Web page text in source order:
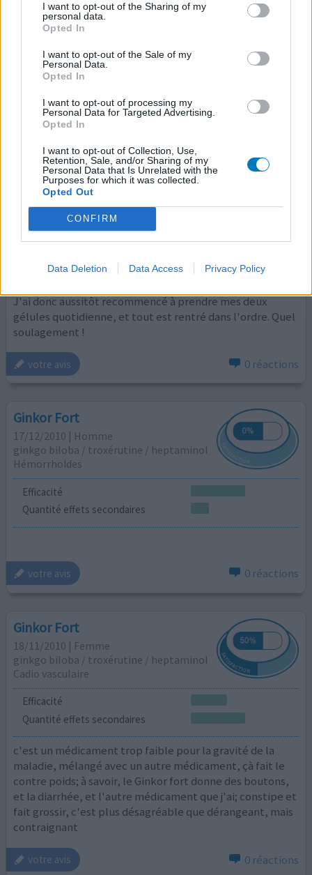
I want to opt-out of the Sharing of my
personal data.
Opted In
I want to opt-out of the Sale of my
Personal Data.
Opted In
I want to opt-out of processing my
Personal Data for Targeted Advertising.
Opted In
I want to opt-out of Collection, Use,
Retention, Sale, and/or Sharing of my
Personal Data that Is Unrelated with the
Purposes for which it was collected.
Opted Out
CONFIRM
Data Deletion Data Access Privacy Policy
retour veineux ne se faisait pas étant donné l'important
hématome situé sous le genou : je répète miraculeux. Je
Ginkor Fort
12/12/2011 | Homme | 83
ginkgo biloba / troxérutine / heptaminol
Pas dans la liste
Quantité effets secondaires
Il y a 3 ans, j'ai arrêté la prise de mes deux gélules chaque
J'ai donc aussitôt recommencé à prendre mes deux
gélules quotidienne, et tout est rentré dans l'ordre. Quel
soulagement !
votre avis 0 réactions
Ginkor Fort
17/12/2010 | Homme
ginkgo biloba / troxérutine / heptaminol
HémorrhoÏdes
Efficacité
Quantité effets secondaires
votre avis 0 réactions
Ginkor Fort
18/11/2010 | Femme
ginkgo biloba / troxérutine / heptaminol
Cadio vasculaire
Efficacité
Quantité effets secondaires
c'est un médicament trop faible pour la gravité de la
maladie, mélangé avec un autre médicament, çà fait le
contre poids; à savoir, le Ginkor fort donne des boutons,
et la diarrhée, et l'autre médicament que j'ai; constipe et
fait grossir, c'est plus désagréable que dérangeant, mais
contraignant
votre avis 0 réactions